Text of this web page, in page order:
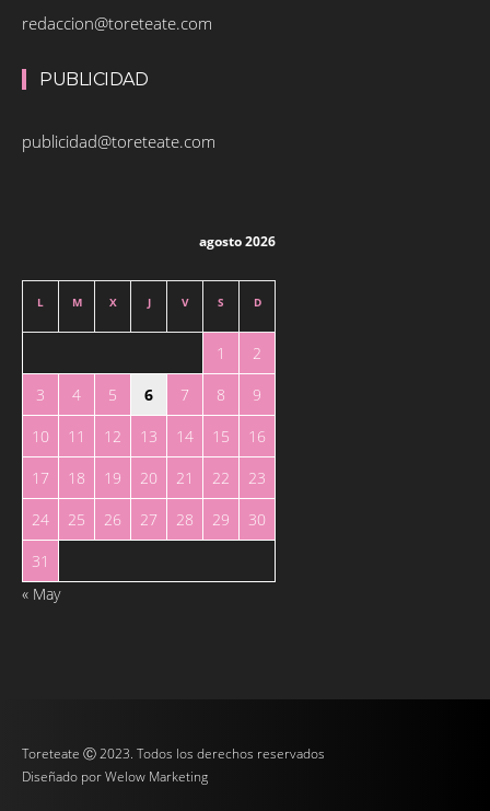
redaccion@toreteate.com
PUBLICIDAD
publicidad@toreteate.com
agosto 2026
L M X J V S D
1
2
3
4 5 6 7 8
9
10
11 12 13 14 15
16
17
18 19 20 21 22
23
24
25 26 27 28 29
30
31
« May
Toreteate Ⓒ 2023. Todos los derechos reservados
Diseñado porWelow Marketing